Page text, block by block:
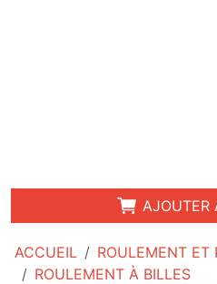
ACCUEIL
ROULEMENT ET
ROULEMENT À BILLES
AJOUTER